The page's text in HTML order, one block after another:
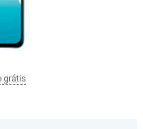
grátis